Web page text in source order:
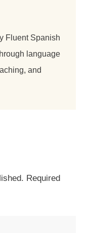
Fluent Spanish
language
and
Required